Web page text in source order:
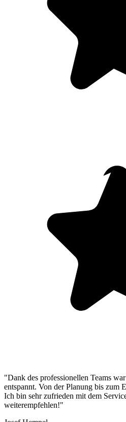
"Dank des professionellen Teams
entspannt. Von der Planung bis zum
Ich bin sehr zufrieden mit dem
weiterempfehlen!"